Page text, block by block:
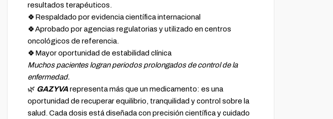
resultados terapéuticos.
🍀Respaldado por evidencia científica internacional
🍀Aprobado por agencias regulatorias y utilizado en centros
oncológicos de referencia.
🍀Mayor oportunidad de estabilidad clínica
Muchos pacientes logran periodos prolongados de control de la
enfermedad.
🌿 GAZYVA representa más que un medicamento: es una
oportunidad de recuperar equilibrio, tranquilidad y control sobre la
salud. Cada dosis está diseñada con precisión científica y cuidado